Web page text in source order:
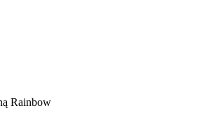
Rainbow